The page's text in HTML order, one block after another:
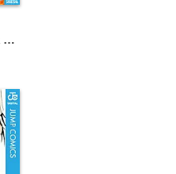
新テニスの王子様 立海大附属中学校テニス部ガイド『STRENGTH』